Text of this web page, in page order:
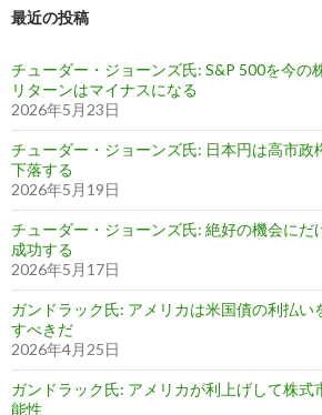
最近の投稿
チューダー・ジョーンズ氏: S&P 500を今の
リターンはマイナスになる
2026年5月23日
チューダー・ジョーンズ氏: 日本円は高市政
下落する
2026年5月19日
チューダー・ジョーンズ氏: 絶好の機会にだ
成功する
2026年5月17日
ガンドラック氏: アメリカは米国債の利払い
すべきだ
2026年4月25日
ガンドラック氏: アメリカが利上げして株式
能性